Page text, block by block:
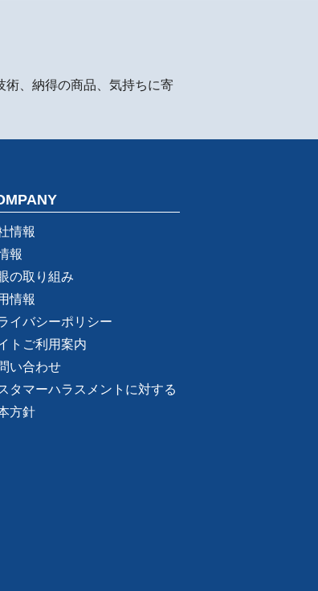
術、納得の商品、気持ちに寄
情報
報
の取り組み
情報
イバシーポリシー
トご利用案内
い合わせ
タマーハラスメントに対する
方針